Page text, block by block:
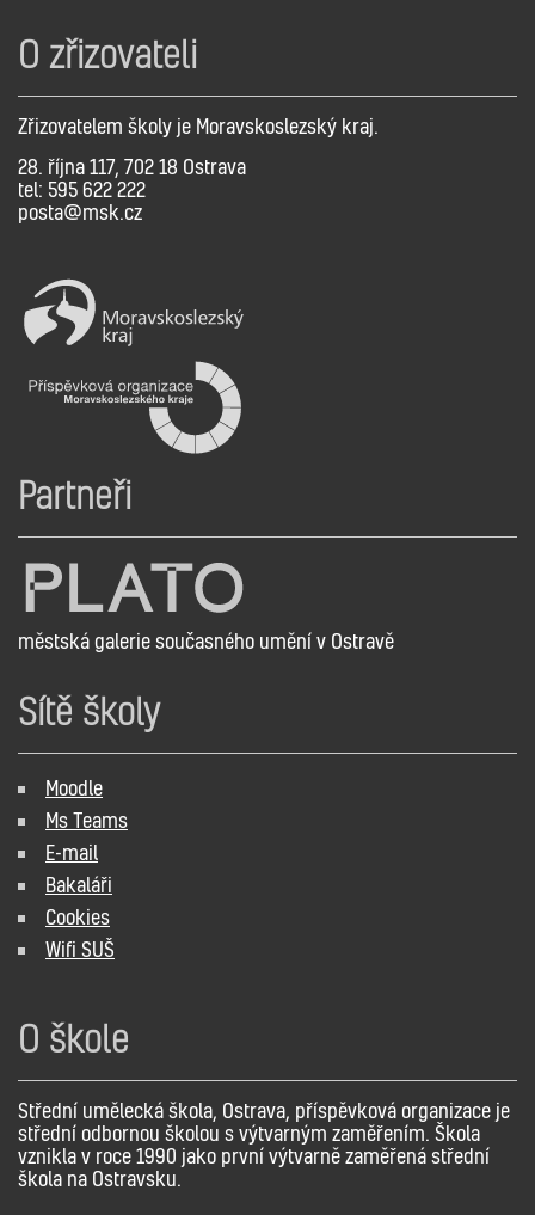
O zřizovateli
Zřizovatelem školy je Moravskoslezský kraj.
28. října 117, 702 18 Ostrava
tel: 595 622 222
posta@msk.cz
Partneři
městská galerie současného umění v Ostravě
Sítě školy
Moodle
Ms Teams
E-mail
Bakaláři
Cookies
Wifi SUŠ
O škole
Střední umělecká škola, Ostrava, příspěvková organizace je
střední odbornou školou s výtvarným zaměřením. Škola
vznikla v roce 1990 jako první výtvarně zaměřená střední
škola na Ostravsku.